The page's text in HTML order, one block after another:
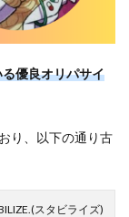
優良オリパサイ
り、以下の通り古
スタビライズ)